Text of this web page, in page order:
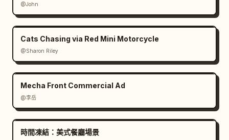
@John
Cats Chasing via Red Mini Motorcycle
@Sharon Riley
Mecha Front Commercial Ad
@李岳
時間凍結：美式餐廳場景